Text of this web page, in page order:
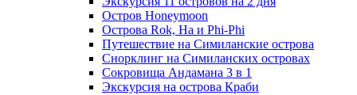
Остров Honeymoon
Острова Rok, Ha и Phi-Phi
Путешествие на Симиланские острова
Снорклинг на Симиланских островах
Сокровища Андамана 3 в 1
Экскурсия на острова Краби